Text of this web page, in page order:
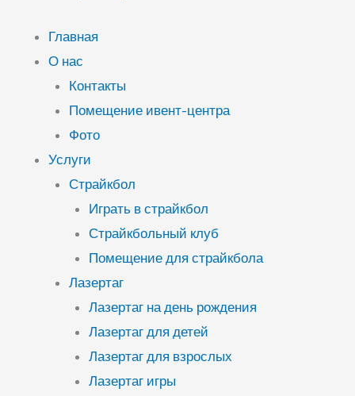
Главная
О нас
Контакты
Помещение ивент-центра
Фото
Услуги
Страйкбол
Играть в страйкбол
Страйкбольный клуб
Помещение для страйкбола
Лазертаг
Лазертаг на день рождения
Лазертаг для детей
Лазертаг для взрослых
Лазертаг игры